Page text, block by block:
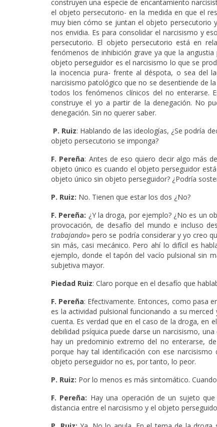
construyen una especie de encantamiento
el objeto persecutorio- en la medida en que el
muy bien cómo se juntan el objeto persecutorio
nos envidia. Es para consolidar el narcisismo y
persecutorio. El objeto persecutorio está en
fenómenos de inhibición grave ya que la
objeto perseguidor es el narcisismo lo que se
la inocencia pura- frente al déspota, o sea del
narcisismo patológico que no se desentiende de
todos los fenómenos clínicos del no enterarse.
construye el yo a partir de la denegación. No
denegación. Sin no querer saber.
P. Ruiz: Hablando de las ideologías, ¿Se podría
objeto persecutorio se imponga?
F. Pereña: Antes de eso quiero decir algo más
objeto único es cuando el objeto perseguidor
objeto único sin objeto perseguidor? ¿Podría
P. Ruiz: No. Tienen que estar los dos ¿No?
F. Pereña: ¿Y la droga, por ejemplo? ¿No es un
provocación, de desafío del mundo e incluso
trabajando» pero se podría considerar y yo creo
sin más, casi mecánico. Pero ahí lo difícil es
ejemplo, donde el tapón del vacío pulsional sin
subjetiva mayor.
Piedad Ruiz: Claro porque en el desafío que
F. Pereña: Efectivamente. Entonces, como pasa
es la actividad pulsional funcionando a su
cuenta. Es verdad que en el caso de la droga, en
debilidad psíquica puede darse un narcisismo,
hay un predominio extremo del no enterarse,
porque hay tal identificación con ese
objeto perseguidor no es, por tanto, lo peor.
P. Ruiz: Por lo menos es más sintomático.
F. Pereña: Hay una operación de un sujeto
distancia entre el narcisismo y el objeto